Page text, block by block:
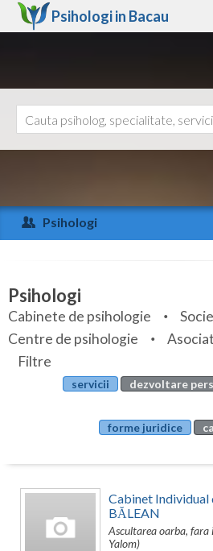
Psihologi in Bacau
Arad
Arges
Bihor
Bistrita-Nasaud
Botosani
Bucuresti
Calarasi
Ajutor
Psihologi
Specialitati
Servicii
Articole
Evenimente
Psihologi
Cabinete de psihologie
Centre de psihologie
Filtre
servicii
dezvoltare
forme juridice
Cabinet Individual
BĂLEAN
Ascultarea oarba, fara
Yalom)